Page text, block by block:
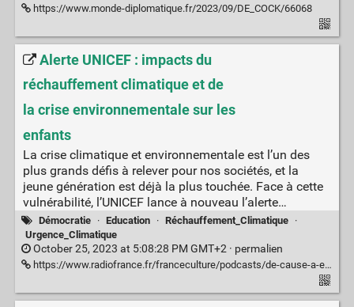
https://www.monde-diplomatique.fr/2023/09/DE_COCK/66068
Alerte UNICEF : impacts du
réchauffement climatique et de
la crise environnementale sur les
enfants
La crise climatique et environnementale est l’un des
plus grands défis à relever pour nos sociétés, et la
jeune génération est déjà la plus touchée. Face à cette
vulnérabilité, l’UNICEF lance à nouveau l’alerte…
Démocratie · Education · Réchauffement_Climatique ·
Urgence_Climatique
October 25, 2023 at 5:08:28 PM GMT+2 · permalien
https://www.radiofrance.fr/franceculture/podcasts/de-cause-a-effets-le-magazine-de-l-environnement/alerte-unicef-impacts-du-rechauffement-climatique-et-de-la-crise-environnementale-sur-les-enfants-1586587